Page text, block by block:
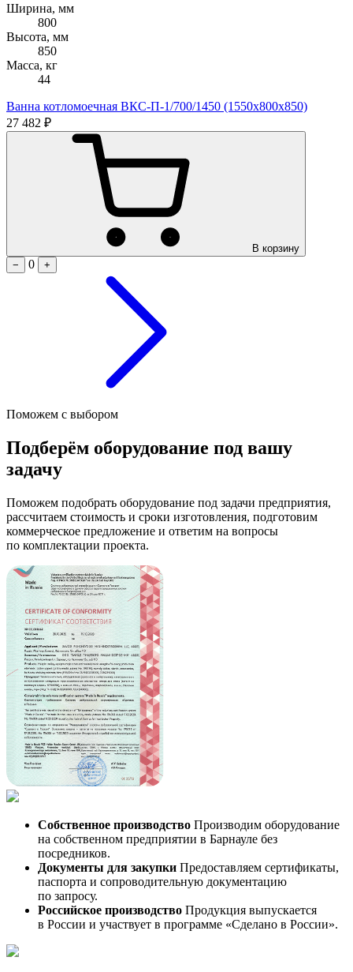
Ширина, мм
800
Высота, мм
850
Масса, кг
44
Ванна котломоечная ВКС-П-1/700/1450 (1550х800х850)
27 482 ₽
В корзину
−
0 +
Поможем с выбором
Подберём оборудование под вашу
задачу
Поможем подобрать оборудование под задачи предприятия,
рассчитаем стоимость и сроки изготовления, подготовим
коммерческое предложение и ответим на вопросы
по комплектации проекта.
Собственное производство Производим оборудование
на собственном предприятии в Барнауле без
посредников.
Документы для закупки Предоставляем сертификаты,
паспорта и сопроводительную документацию
по запросу.
Российское производство Продукция выпускается
в России и участвует в программе «Сделано в России».